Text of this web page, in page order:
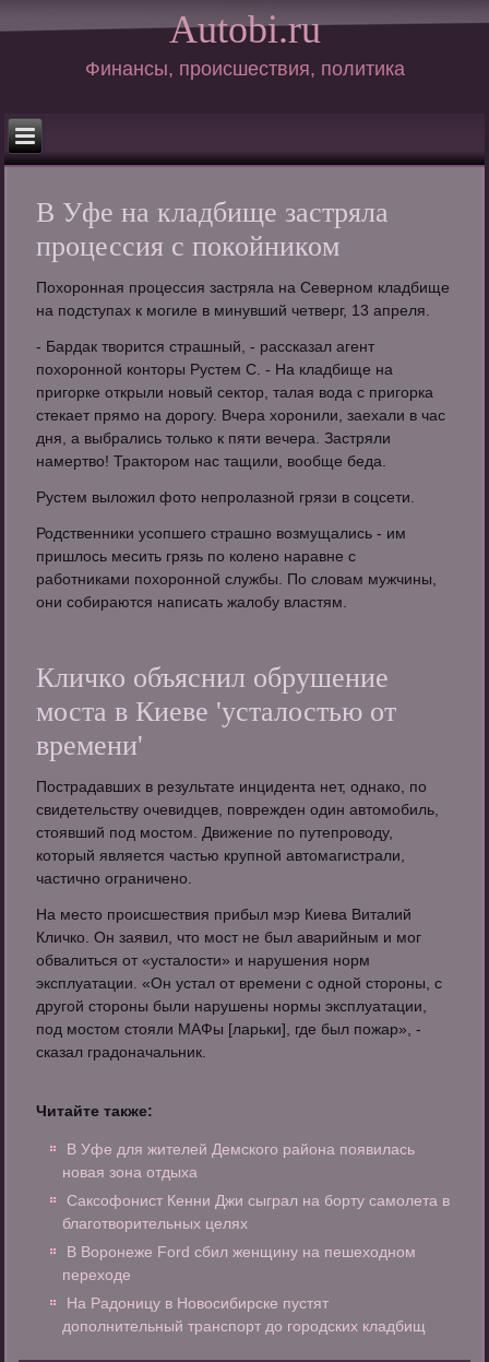
Autobi.ru
Финансы, происшествия, политика
В Уфе на кладбище застряла
процессия с покойником
Похоронная процессия застряла на Северном кладбище
на подступах к могиле в минувший четверг, 13 апреля.
- Бардак творится страшный, - рассказал агент
похоронной конторы Рустем С. - На кладбище на
пригорке открыли новый сектор, талая вода с пригорка
стекает прямо на дорогу. Вчера хоронили, заехали в час
дня, а выбрались только к пяти вечера. Застряли
намертво! Трактором нас тащили, вообще беда.
Рустем выложил фото непролазной грязи в соцсети.
Родственники усопшего страшно возмущались - им
пришлось месить грязь по колено наравне с
работниками похоронной службы. По словам мужчины,
они собираются написать жалобу властям.
Кличко объяснил обрушение
моста в Киеве 'усталостью от
времени'
Пострадавших в результате инцидента нет, однако, по
свидетельству очевидцев, поврежден один автомобиль,
стоявший под мостом. Движение по путепроводу,
который является частью крупной автомагистрали,
частично ограничено.
На место происшествия прибыл мэр Киева Виталий
Кличко. Он заявил, что мост не был аварийным и мог
обвалиться от «усталости» и нарушения норм
эксплуатации. «Он устал от времени с одной стороны, с
другой стороны были нарушены нормы эксплуатации,
под мостом стояли МАФы [ларьки], где был пожар», -
сказал градоначальник.
Читайте также:
В Уфе для жителей Демского района появилась
новая зона отдыха
Саксофонист Кенни Джи сыграл на борту самолета в
благотворительных целях
В Воронеже Ford сбил женщину на пешеходном
переходе
На Радоницу в Новосибирске пустят
дополнительный транспорт до городских кладбищ